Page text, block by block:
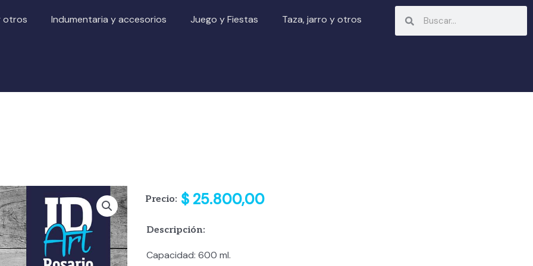
otros Indumentaria y accesorios Juego y Fiestas Taza, jarro y otros
Precio: $ 25.800,00
Descripción:
Capacidad: 600 ml.